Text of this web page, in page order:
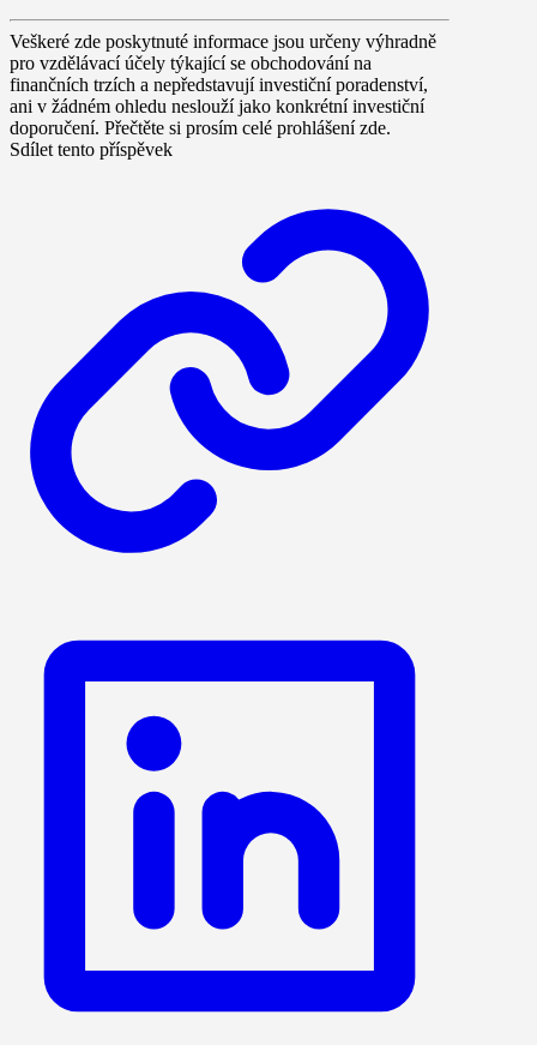
Veškeré zde poskytnuté informace jsou určeny výhradně
pro vzdělávací účely týkající se obchodování na
finančních trzích a nepředstavují investiční poradenství,
ani v žádném ohledu neslouží jako konkrétní investiční
doporučení. Přečtěte si prosím celé prohlášení zde.
Sdílet tento příspěvek